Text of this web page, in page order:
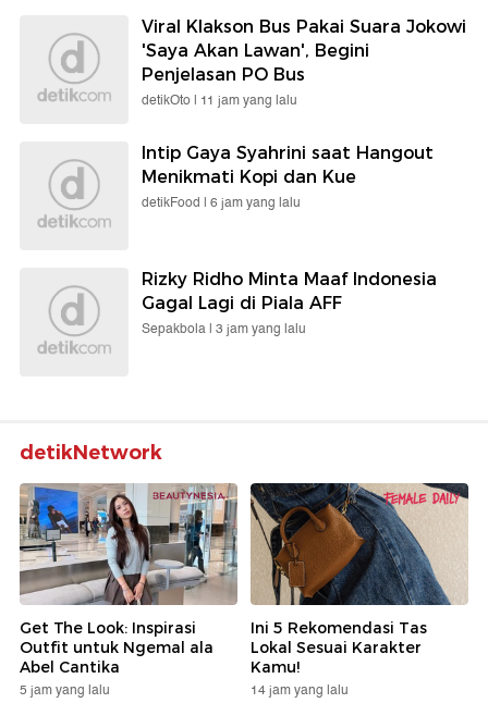
Viral Klakson Bus Pakai Suara Jokowi
'Saya Akan Lawan', Begini
Penjelasan PO Bus
detikOto | 11 jam yang lalu
Intip Gaya Syahrini saat Hangout
Menikmati Kopi dan Kue
detikFood | 6 jam yang lalu
Rizky Ridho Minta Maaf Indonesia
Gagal Lagi di Piala AFF
Sepakbola | 3 jam yang lalu
detikNetwork
Get The Look: Inspirasi
Outfit untuk Ngemal ala
Abel Cantika
5 jam yang lalu
Ini 5 Rekomendasi Tas
Lokal Sesuai Karakter
Kamu!
14 jam yang lalu